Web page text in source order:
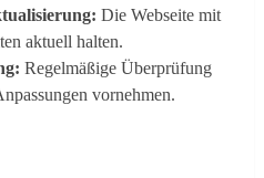
Die Webseite mit
aktuell halten.
Regelmäßige Überprüfung
vornehmen.